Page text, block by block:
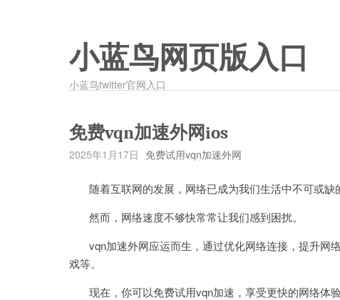
小蓝鸟网页版入口
小蓝鸟twitter官网入口
免费vqn加速外网ios
2025年1月17日 免费试用vqn加速外网
随着互联网的发展，网络已成为我们生活中不可或缺
然而，网络速度不够快常常让我们感到困扰。
vqn加速外网应运而生，通过优化网络连接，提升网
戏等。
现在，你可以免费试用vqn加速，享受更快的网络体验